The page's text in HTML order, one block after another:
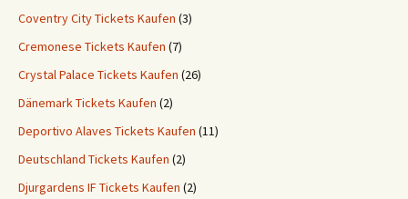
Coventry City Tickets Kaufen (3)
Cremonese Tickets Kaufen (7)
Crystal Palace Tickets Kaufen (26)
Dänemark Tickets Kaufen (2)
Deportivo Alaves Tickets Kaufen (11)
Deutschland Tickets Kaufen (2)
Djurgardens IF Tickets Kaufen (2)